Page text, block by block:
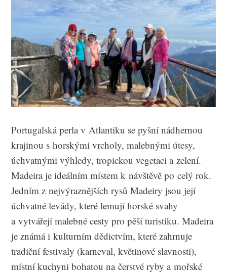
Portugalská perla v Atlantiku se pyšní nádhernou
krajinou s horskými vrcholy, malebnými útesy,
úchvatnými výhledy, tropickou vegetaci a zelení.
Madeira je ideálním místem k návštěvě po celý rok.
Jedním z nejvýraznějších rysů Madeiry jsou její
úchvatné levády, které lemují horské svahy
a vytvářejí malebné cesty pro pěší turistiku. Madeira
je známá i kulturním dědictvím, které zahrnuje
tradiční festivaly (karneval, květinové slavnosti),
místní kuchyni bohatou na čerstvé ryby a mořské